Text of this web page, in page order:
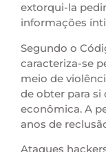
extorqui-la
informações
Segundo o
caracteriza-se
meio de
de obter para si
econômica. A
anos de
Ataques